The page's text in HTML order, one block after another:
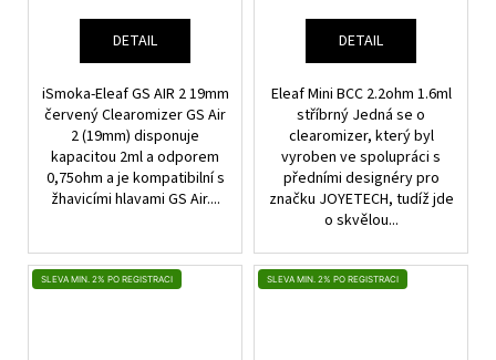
DETAIL
iSmoka-Eleaf GS AIR 2 19mm
červený Clearomizer GS Air
2 (19mm) disponuje
kapacitou 2ml a odporem
0,75ohm a je kompatibilní s
žhavicími hlavami GS Air....
DETAIL
Eleaf Mini BCC 2.2ohm 1.6ml
stříbrný Jedná se o
clearomizer, který byl
vyroben ve spolupráci s
předními designéry pro
značku JOYETECH, tudíž jde
o skvělou...
SLEVA MIN. 2% PO REGISTRACI SLEVA MIN. 2% PO REGISTRACI